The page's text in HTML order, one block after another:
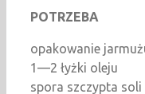
POTRZEBA
opakowanie
1—2 łyżki oleju
spora szczypta soli